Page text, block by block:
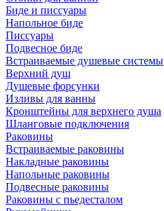
Биде и писсуары
Напольное биде
Писсуары
Подвесное биде
Встраиваемые душевые системы
Верхний душ
Душевые форсунки
Изливы для ванны
Кронштейны для верхнего душа
Шланговые подключения
Раковины
Встраиваемые раковины
Накладные раковины
Напольные раковины
Подвесные раковины
Раковины с пьедесталом